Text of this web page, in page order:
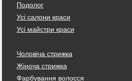
Подолог
Усі салони краси
Усі майстри краси
Чоловіча стрижка
Жіноча стрижка
Фарбування волосся